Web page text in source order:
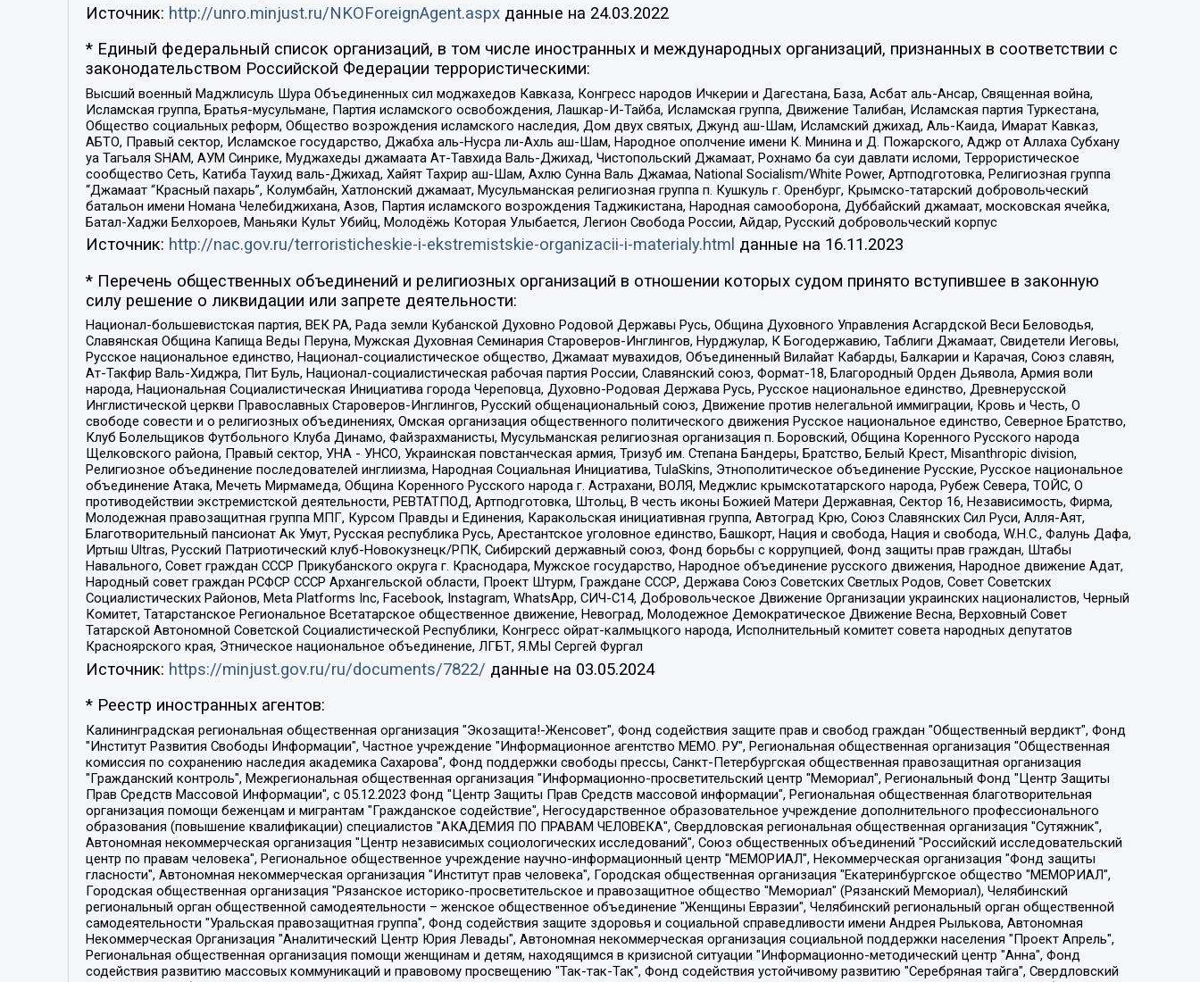
Источник: http://unro.minjust.ru/NKOForeignAgent.aspxданные на 24.03.2022
* Единый федеральный список организаций, в том числе иностранных и международных организаций, признанных в соответствии с
законодательством Российской Федерации террористическими:
Высший военный Маджлисуль Шура Объединенных сил моджахедов Кавказа, Конгресс народов Ичкерии и Дагестана, База, Асбат аль-Ансар, Священная война,
Исламская группа, Братья-мусульмане, Партия исламского освобождения, Лашкар-И-Тайба, Исламская группа, Движение Талибан, Исламская партия Туркестана,
Общество социальных реформ, Общество возрождения исламского наследия, Дом двух святых, Джунд аш-Шам, Исламский джихад, Аль-Каида, Имарат Кавказ,
АБТО, Правый сектор, Исламское государство, Джабха аль-Нусра ли-Ахль аш-Шам, Народное ополчение имени К. Минина и Д. Пожарского, Аджр от Аллаха Субхану
уа Тагьаля SHAM, АУМ Синрике, Муджахеды джамаата Ат-Тавхида Валь-Джихад, Чистопольский Джамаат, Рохнамо ба суи давлати исломи, Террористическое
сообщество Сеть, Катиба Таухид валь-Джихад, Хайят Тахрир аш-Шам, Ахлю Сунна Валь Джамаа, National Socialism/White Power, Артподготовка, Религиозная группа
“Джамаат “Красный пахарь”, Колумбайн, Хатлонский джамаат, Мусульманская религиозная группа п. Кушкуль г. Оренбург, Крымско-татарский добровольческий
батальон имени Номана Челебиджихана, Азов, Партия исламского возрождения Таджикистана, Народная самооборона, Дуббайский джамаат, московская ячейка,
Батал-Хаджи Белхороев, Маньяки Культ Убийц, Молодёжь Которая Улыбается, Легион Свобода России, Айдар, Русский добровольческий корпус
Источник: http://nac.gov.ru/terroristicheskie-i-ekstremistskie-organizacii-i-materialy.html данные на 16.11.2023
* Перечень общественных объединений и религиозных организаций в отношении которых судом принято вступившее в законную
силу решение о ликвидации или запрете деятельности:
Национал-большевистская партия, ВЕК РА, Рада земли Кубанской Духовно Родовой Державы Русь, Община Духовного Управления Асгардской Веси Беловодья,
Славянская Община Капища Веды Перуна, Мужская Духовная Семинария Староверов-Инглингов, Нурджулар, К Богодержавию, Таблиги Джамаат, Свидетели Иеговы,
Русское национальное единство, Национал-социалистическое общество, Джамаат мувахидов, Объединенный Вилайат Кабарды, Балкарии и Карачая, Союз славян,
Ат-Такфир Валь-Хиджра, Пит Буль, Национал-социалистическая рабочая партия России, Славянский союз, Формат-18, Благородный Орден Дьявола, Армия воли
народа, Национальная Социалистическая Инициатива города Череповца, Духовно-Родовая Держава Русь, Русское национальное единство, Древнерусской
Инглистической церкви Православных Староверов-Инглингов, Русский общенациональный союз, Движение против нелегальной иммиграции, Кровь и Честь, О
свободе совести и о религиозных объединениях, Омская организация общественного политического движения Русское национальное единство, Северное Братство,
Клуб Болельщиков Футбольного Клуба Динамо, Файзрахманисты, Мусульманская религиозная организация п. Боровский, Община Коренного Русского народа
Щелковского района, Правый сектор, УНА - УНСО, Украинская повстанческая армия, Тризуб им. Степана Бандеры, Братство, Белый Крест, Misanthropic division,
Религиозное объединение последователей инглиизма, Народная Социальная Инициатива, TulaSkins, Этнополитическое объединение Русские, Русское национальное
объединение Атака, Мечеть Мирмамеда, Община Коренного Русского народа г. Астрахани, ВОЛЯ, Меджлис крымскотатарского народа, Рубеж Севера, ТОЙС, О
противодействии экстремистской деятельности, РЕВТАТПОД, Артподготовка, Штольц, В честь иконы Божией Матери Державная, Сектор 16, Независимость, Фирма,
Молодежная правозащитная группа МПГ, Курсом Правды и Единения, Каракольская инициативная группа, Автоград Крю, Союз Славянских Сил Руси, Алля-Аят,
Благотворительный пансионат Ак Умут, Русская республика Русь, Арестантское уголовное единство, Башкорт, Нация и свобода, Нация и свобода, W.H.С., Фалунь Дафа,
Иртыш Ultras, Русский Патриотический клуб-Новокузнецк/РПК, Сибирский державный союз, Фонд борьбы с коррупцией, Фонд защиты прав граждан, Штабы
Навального, Совет граждан СССР Прикубанского округа г. Краснодара, Мужское государство, Народное объединение русского движения, Народное движение Адат,
Народный совет граждан РСФСР СССР Архангельской области, Проект Штурм, Граждане СССР, Держава Союз Советских Светлых Родов, Совет Советских
Социалистических Районов, Meta Platforms Inc, Facebook, Instagram, WhatsApp, СИЧ-С14, Добровольческое Движение Организации украинских националистов, Черный
Комитет, Татарстанское Региональное Всетатарское общественное движение, Невоград, Молодежное Демократическое Движение Весна, Верховный Совет
Татарской Автономной Советской Социалистической Республики, Конгресс ойрат-калмыцкого народа, Исполнительный комитет совета народных депутатов
Красноярского края, Этническое национальное объединение, ЛГБТ, Я.МЫ Сергей Фургал
Источник: https://minjust.gov.ru/ru/documents/7822/ данные на 03.05.2024
* Реестр иностранных агентов:
Калининградская региональная общественная организация "Экозащита!-Женсовет", Фонд содействия защите прав и свобод граждан "Общественный вердикт", Фонд "Институт Развития Свободы Информации", Частное учреждение "Информационное агентство МЕМО. РУ", Региональная общественная организация "Общественная комиссия по сохранению наследия академика Сахарова", Фонд поддержки свободы прессы, Санкт-Петербургская общественная правозащитная организация "Гражданский контроль", Межрегиональная общественная организация "Информационно-просветительский центр "Мемориал", Региональный Фонд "Центр Защиты Прав Средств Массовой Информации", с 05.12.2023 Фонд "Центр Защиты Прав Средств массовой информации", Региональная общественная благотворительная организация помощи беженцам и мигрантам "Гражданское содействие", Негосударственное образовательное учреждение дополнительного профессионального образования (повышение квалификации) специалистов "АКАДЕМИЯ ПО ПРАВАМ ЧЕЛОВЕКА", Свердловская региональная общественная организация "Сутяжник", Автономная некоммерческая организация "Центр независимых социологических исследований", Союз общественных объединений "Российский исследовательский центр по правам человека", Региональное общественное учреждение научно-информационный центр "МЕМОРИАЛ", Некоммерческая организация "Фонд защиты гласности", Автономная некоммерческая организация "Институт прав человека", Городская общественная организация "Екатеринбургское общество "МЕМОРИАЛ", Городская общественная организация "Рязанское историко-просветительское и правозащитное общество "Мемориал" (Рязанский Мемориал), Челябинский региональный орган общественной самодеятельности – женское общественное объединение "Женщины Евразии", Челябинский региональный орган общественной самодеятельности "Уральская правозащитная группа", Фонд содействия защите здоровья и социальной справедливости имени Андрея Рылькова, Автономная Некоммерческая Организация "Аналитический Центр Юрия Левады", Автономная некоммерческая организация социальной поддержки населения "Проект Апрель", Региональная общественная организация помощи женщинам и детям, находящимся в кризисной ситуации "Информационно-методический центр "Анна", Фонд содействия развитию массовых коммуникаций и правовому просвещению "Так-так-Так", Фонд содействия устойчивому развитию "Серебряная тайга", Свердловский региональный общественный фонд социальных проектов "Новое время", "Idel.Реалии", Кавказ.Реалии, Крым.Реалии, Телеканал Настоящее Время, Татаро-башкирская служба Радио Свобода (Azatliq Radiosi), Радио Свободная Европа/Радио Свобода (PCE/PC), "Сибирь.Реалии", "Фактограф", Благотворительный фонд помощи осужденным и их семьям, Автономная некоммерческая организация "Институт глобализации и социальных движений", Фонд "В защиту прав заключенных", Частное учреждение "Центр поддержки и содействия развитию средств массовой информации", Пензенский региональный общественный благотворительный фонд "Гражданский союз", "Север.Реалии", Некоммерческая организация Фонд "Правовая инициатива", Общество с ограниченной ответственностью "Радио Свободная Европа/Радио Свобода", Чешское информационное агентство "MEDIUM-ORIENT", Красноярская региональная общественная организация "Мы против СПИДа", Камалягин Денис Николаевич, Маркелов Сергей Евгеньевич, Пономарев Лев Александрович, Савицкая Людмила Алексеевна, Автономная некоммерческая организация "Центр по работе с проблемой насилия "НАСИЛИЮ.НЕТ", Межрегиональный профессиональный союз работников здравоохранения "Альянс врачей", Юридическое лицо, зарегистрированное в Латвийской Республике, SIA "Medusa Project" (регистрационный номер 40103797863, дата регистрации 10.06.2014), Некоммерческая организация "Фонд по борьбе с коррупцией", Автономная некоммерческая организация "Институт права и публичной политики", Баданин Роман Сергеевич, Гликин Максим Александрович, Железнова Мария Михайловна, Лукьянова Юлия Сергеевна, Маетная Елизавета Витальевна, Маняхин Петр Борисович, Чуракова Ольга Владимировна, Ярош Юлия Петровна, Юридическое лицо "The Insider SIA", зарегистрированное в Риге, Латвийская Республика (дата регистрации 26.06.2015), являющееся администратором доменного имени интернет-издания "The Insider SIA", https://theins.ru, Постернак Алексей Евгеньевич, Рубин Михаил Аркадьевич, Анин Роман Александрович, Юридическое лицо Istories fonds, зарегистрированное в Латвийской Республике (регистрационный номер 50008295751, дата регистрации 24.02.2020), Великовский Дмитрий Александрович, Долинина Ирина Николаевна, Мароховская Алеся Алексеевна, Шлейнов Роман Юрьевич, Шмагун Олеся Валентиновна, Общество с ограниченной ответственностью "Альтаир 2021", Общество с ограниченной ответственностью "Вега 2021", Общество с ограниченной ответственностью "Главный редактор 2021", Общество с ограниченной ответственностью "Ромашки монолит", Важенков Артем Валерьевич, Ивановская областная общественная организация "Центр гендерных исследований", Гурман Юрий Альбертович, Медиапроект "ОВД-Инфо", Егоров Владимир Владимирович, Жилинский Владимир Александрович, Общество с ограниченной ответственностью "ЗП", Иванова София Юрьевна, Карезина Инна Павловна, Кильтау Екатерина Викторовна, Петров Алексей Викторович, Пискунов Сергей Евгеньевич, Смирнов Сергей Сергеевич, Тихонов Михаил Сергеевич, Общество с ограниченной ответственностью "ЖУРНАЛИСТ-ИНОСТРАННЫЙ АГЕНТ", Арапова Галина Юрьевна, Вольтская Татьяна Анатольевна, Американская компания "Mason G.E.S. Anonymous Foundation" (США), являющаяся владельцем интернет-издания https://mnews.world/, Компания "Stichting Bellingcat", зарегистрированная в Нидерландах (дата регистрации 11.07.2018), Захаров Андрей Вячеславович, Клепиковская Екатерина Дмитриевна, Общество с ограниченной ответственностью "МЕМО", Перл Роман Александрович, Симонов Евгений Алексеевич, Соловьева Елена Анатольевна, Сотников Даниил Владимирович, Сурначева Елизавета Дмитриевна, Автономная некоммерческая организация по защите прав человека и информированию населения "Якутия – Наше Мнение", Общество с ограниченной ответственностью "Москоу диджитал медиа", с 26.01.2023 Общество с ограниченной ответственностью "Чайка Белые сады", Ветошкина Валерия Валерьевна, Заговора Максим Александрович, Межрегиональное общественное движение "Российская ЛГБТ - сеть", Оленичев Максим Владимирович, Павлов Иван Юрьевич, Скворцова Елена Сергеевна, Общество с ограниченной ответственностью "Как бы инагент", Кочетков Игорь Викторович, Общество с ограниченной ответственностью "Честные выборы", Еланчик Олег Александрович, Общество с ограниченной ответственностью "Нобелевский призыв", Гималова Регина Эмилевна, Григорьев Андрей Валерьевич, Григорьева Алина Александровна, Ассоциация по содействию защите прав призывников, альтернативнослужащих и военнослужащих "Правозащитная группа "Гражданин.Армия.Право", Хисамова Регина Фаритовна, Автономная некоммерческая организация по реализации социально-правовых программ "Лилит", Дальневосточное общественное движение "Маяк", Санкт-Петербургская ЛГБТ-инициативная группа "Выход", Инициативная группа ЛГБТ+ "Реверс", Алексеев Андрей Викторович, Бекбулатова Таисия Львовна, Беляев Иван Михайлович, Владыкина Елена Сергеевна, Гельман Марат Александрович, Никульшина Вероника Юрьевна, Толоконникова Надежда Андреевна, Шендерович Виктор Анатольевич, Общество с ограниченной ответственностью "Данное сообщение", Общество с ограниченной ответственностью Издательский дом "Новая глава", Айнбиндер Александра Александровна, Московский комьюнити-центр для ЛГБТ+инициатив, Благотворительный фонд развития филантропии, Deutsche Welle (Германия, Kurt-Schumacher-Strasse 3, 53113 Bonn), Борзунова Мария Михайловна, Воробьев Виктор Викторович, Голубева Анна Львовна, Константинова Алла Михайловна, Малкова Ирина Владимировна, Мурадов Мурад Абдулгалимович, Осетинская Елизавета Николаевна, Понасенков Евгений Николаевич, Ганапольский Матвей Юрьевич, Киселев Евгений Алексеевич, Борухович Ирина Григорьевна, Дремин Иван Тимофеевич, Дубровский Дмитрий Викторович, Красноярская региональная общественная организация поддержки и развития альтернативных образовательных технологий и межкультурных коммуникаций "ИНТЕРРА", Маяковская Екатерина Алексеевна, Фейгин Марк Захарович, Филимонов Андрей Викторович, Дзугкоева Регина Николаевна, Доброхотов Роман Александрович, Дудь Юрий Александрович, Елкин Сергей Владимирович, Кругликов Кирилл Игоревич, Сабунаева Мария Леонидовна, Семенов Алексей Владимирович, Шаинян Карен Багратович, Шульман Екатерина Михайловна, Асафьев Артур Валерьевич, Вахштайн Виктор Семенович, Венедиктов Алексей Алексеевич, Лушникова Екатерина Евгеньевна, Волков Леонид Михайлович, Невзоров Александр Глебович, Пархоменко Сергей Борисович, Сироткин Ярослав Николаевич, Кара-Мурза Владимир Владимирович, Баранова Наталья Владимировна, Гозман Леонид Яковлевич, Кагарлицкий Борис Юльевич, Климарев Михаил Валерьевич, Милов Владимир Станиславович, Автономная некоммерческая организация Краснодарский центр современного искусства "Типография", Моргенштерн Алишер Тагирович, Соболь Любовь Эдуардовна, Общество с ограниченной ответственностью "ЛИЗА НОРМ", Каспаров Гарри Кимович, Ходорковский Михаил Борисович, Общество с ограниченной ответственностью "Апрельские тезисы", Данилович Ирина Брониславовна, Кашин Олег Владимирович, Петров Николай Владимирович, Пивоваров Алексей Владимирович, Соколов Михаил Владимирович, Цветкова Юлия Владимировна, Чичваркин Евгений Александрович, Комитет против пыток/Команда против пыток, Общество с ограниченной ответственностью "Первый научный", Общество с ограниченной ответственностью "Вертолет и ко", Белоцерковская Вероника Борисовна, Кац Максим Евгеньевич, Лазарева Татьяна Юрьевна, Шаведдинов Руслан Табризович, Яшин Илья Валерьевич, Общество с ограниченной ответственностью "Иноагент ААВ", Алешковский Дмитрий Петрович, Альбац Евгения Марковна, Быков Дмитрий Львович, Галямина Юлия Евгеньевна, Лойко Сергей Леонидович, Мартынов Кирилл Константинович, Медведев Сергей Александрович, Крашенинников Федор Геннадиевич, Гордеева Катерина Вл